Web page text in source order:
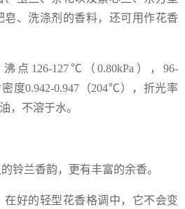
皂、洗涤剂的香料，还可用作花香
点126-127℃（0.80kPa），96-
度0.942-0.947（204℃），折光率
，不溶于水。
铃兰香韵，更有丰富的余香。
在好的轻型花香格调中，它不会变